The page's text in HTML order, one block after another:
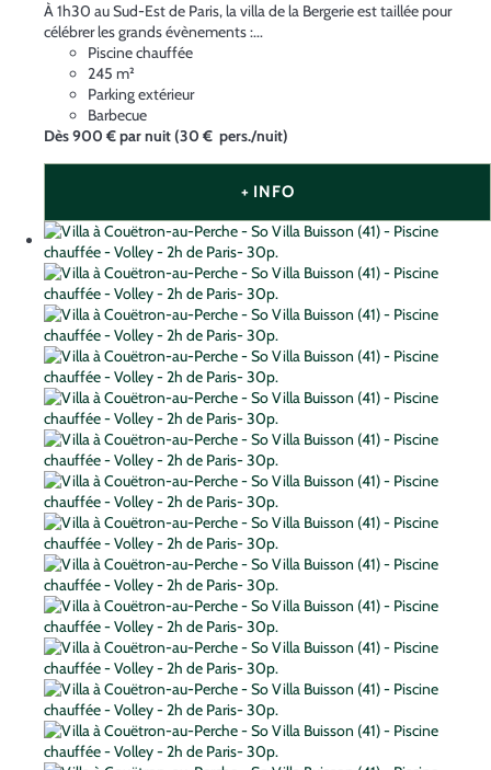
À 1h30 au Sud-Est de Paris, la villa de la Bergerie est taillée pour
célébrer les grands évènements :...
Piscine chauffée
245 m²
Parking extérieur
Barbecue
Dès900 €par nuit(30 € pers./nuit)
+ INFO